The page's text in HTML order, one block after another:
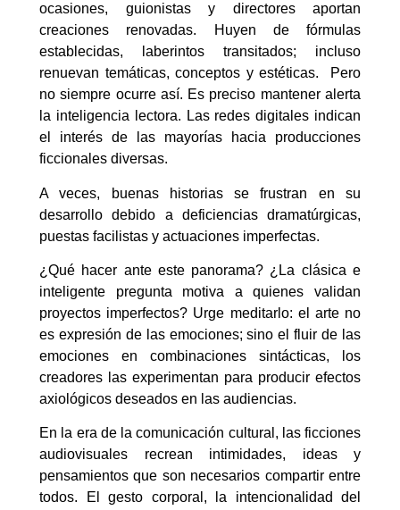
ocasiones, guionistas y directores aportan
creaciones renovadas. Huyen de fórmulas
establecidas, laberintos transitados; incluso
renuevan temáticas, conceptos y estéticas. Pero
no siempre ocurre así. Es preciso mantener alerta
la inteligencia lectora. Las redes digitales indican
el interés de las mayorías hacia producciones
ficcionales diversas.
A veces, buenas historias se frustran en su
desarrollo debido a deficiencias dramatúrgicas,
puestas facilistas y actuaciones imperfectas.
¿Qué hacer ante este panorama? ¿La clásica e
inteligente pregunta motiva a quienes validan
proyectos imperfectos? Urge meditarlo: el arte no
es expresión de las emociones; sino el fluir de las
emociones en combinaciones sintácticas, los
creadores las experimentan para producir efectos
axiológicos deseados en las audiencias.
En la era de la comunicación cultural, las ficciones
audiovisuales recrean intimidades, ideas y
pensamientos que son necesarios compartir entre
todos. El gesto corporal, la intencionalidad del